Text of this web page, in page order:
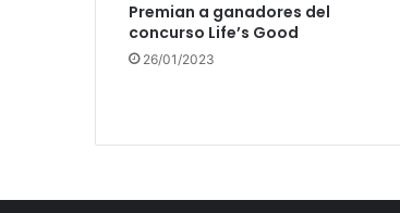
Premian a ganadores del
concurso Life’s Good
26/01/2023